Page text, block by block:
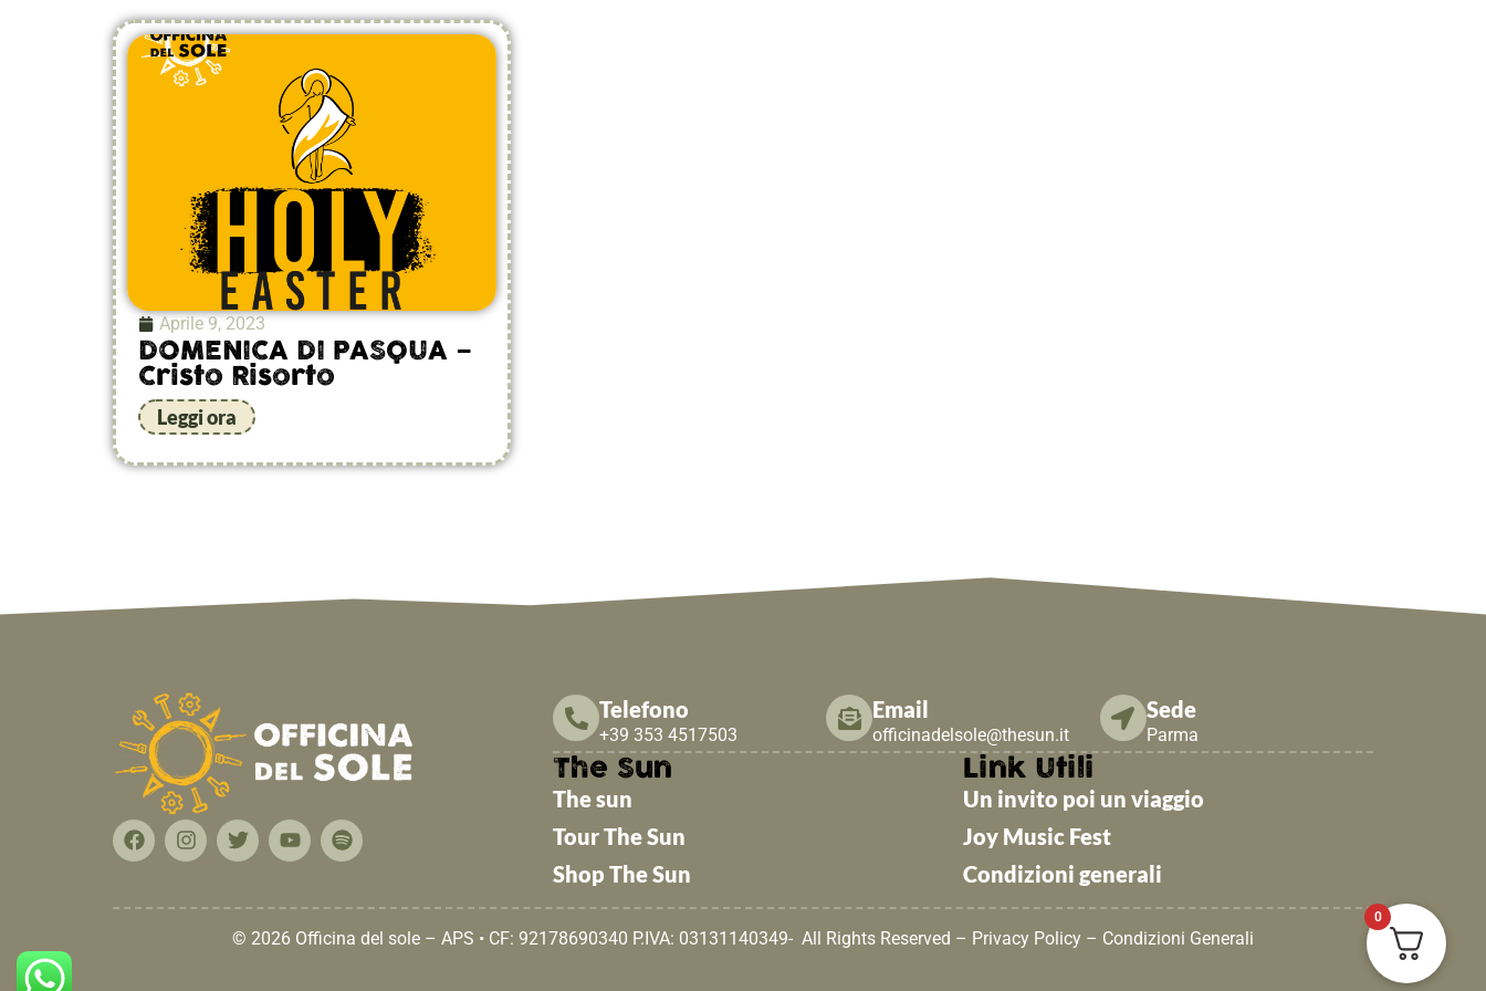
Aprile 9, 2023
DOMENICA DI PASQUA –
Cristo Risorto
Leggi ora
Telefono
+39 353 4517503
Email
officinadelsole@thesun.it
Sede
Parma
The Sun
The sun
Tour The Sun
Shop The Sun
Link Utili
Un invito poi un viaggio
Joy Music Fest
Condizioni generali
© 2026 Officina del sole – APS • CF: 92178690340 P.IVA: 03131140349- All Rights Reserved – Privacy Policy – Condizioni Generali
0